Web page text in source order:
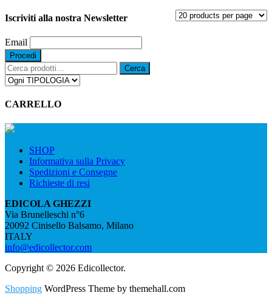
Iscriviti alla nostra Newsletter
Email
Cerca: Cerca
CARRELLO
SHOP
Informativa sulla Privacy
Spedizioni e Consegne
Richieste di resi
EDICOLA GHEZZI
Via Brunelleschi n°6
20092 Cinisello Balsamo, Milano
ITALY
info@edicollector.com
Copyright © 2026 Edicollector.
Shopping WordPress Theme by themehall.com